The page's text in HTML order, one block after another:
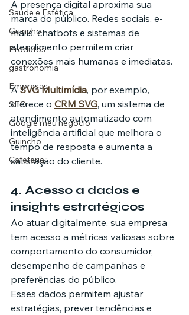
Saúde e Estética
Guincho
Produtos
gastronomia
Empresas
SEO
Google meu negócio
Guincho
Cafeteria
A presença digital aproxima sua
marca do público. Redes sociais, e-
mails, chatbots e sistemas de
atendimento permitem criar
conexões mais humanas e imediatas.
A SVG Multimídia, por exemplo,
oferece o CRM SVG, um sistema de
atendimento automatizado com
inteligência artificial que melhora o
tempo de resposta e aumenta a
satisfação do cliente.
4. Acesso a dados e
insights estratégicos
Ao atuar digitalmente, sua empresa
tem acesso a métricas valiosas sobre
comportamento do consumidor,
desempenho de campanhas e
preferências do público.
Esses dados permitem ajustar
estratégias, prever tendências e